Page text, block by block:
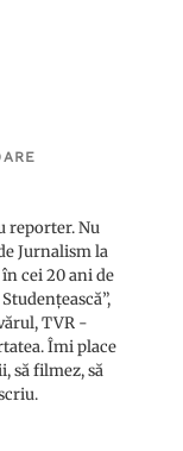
reporter. Nu
Jurnalism la
în cei 20 ani de
TVR -
Îmi place
să filmez, să